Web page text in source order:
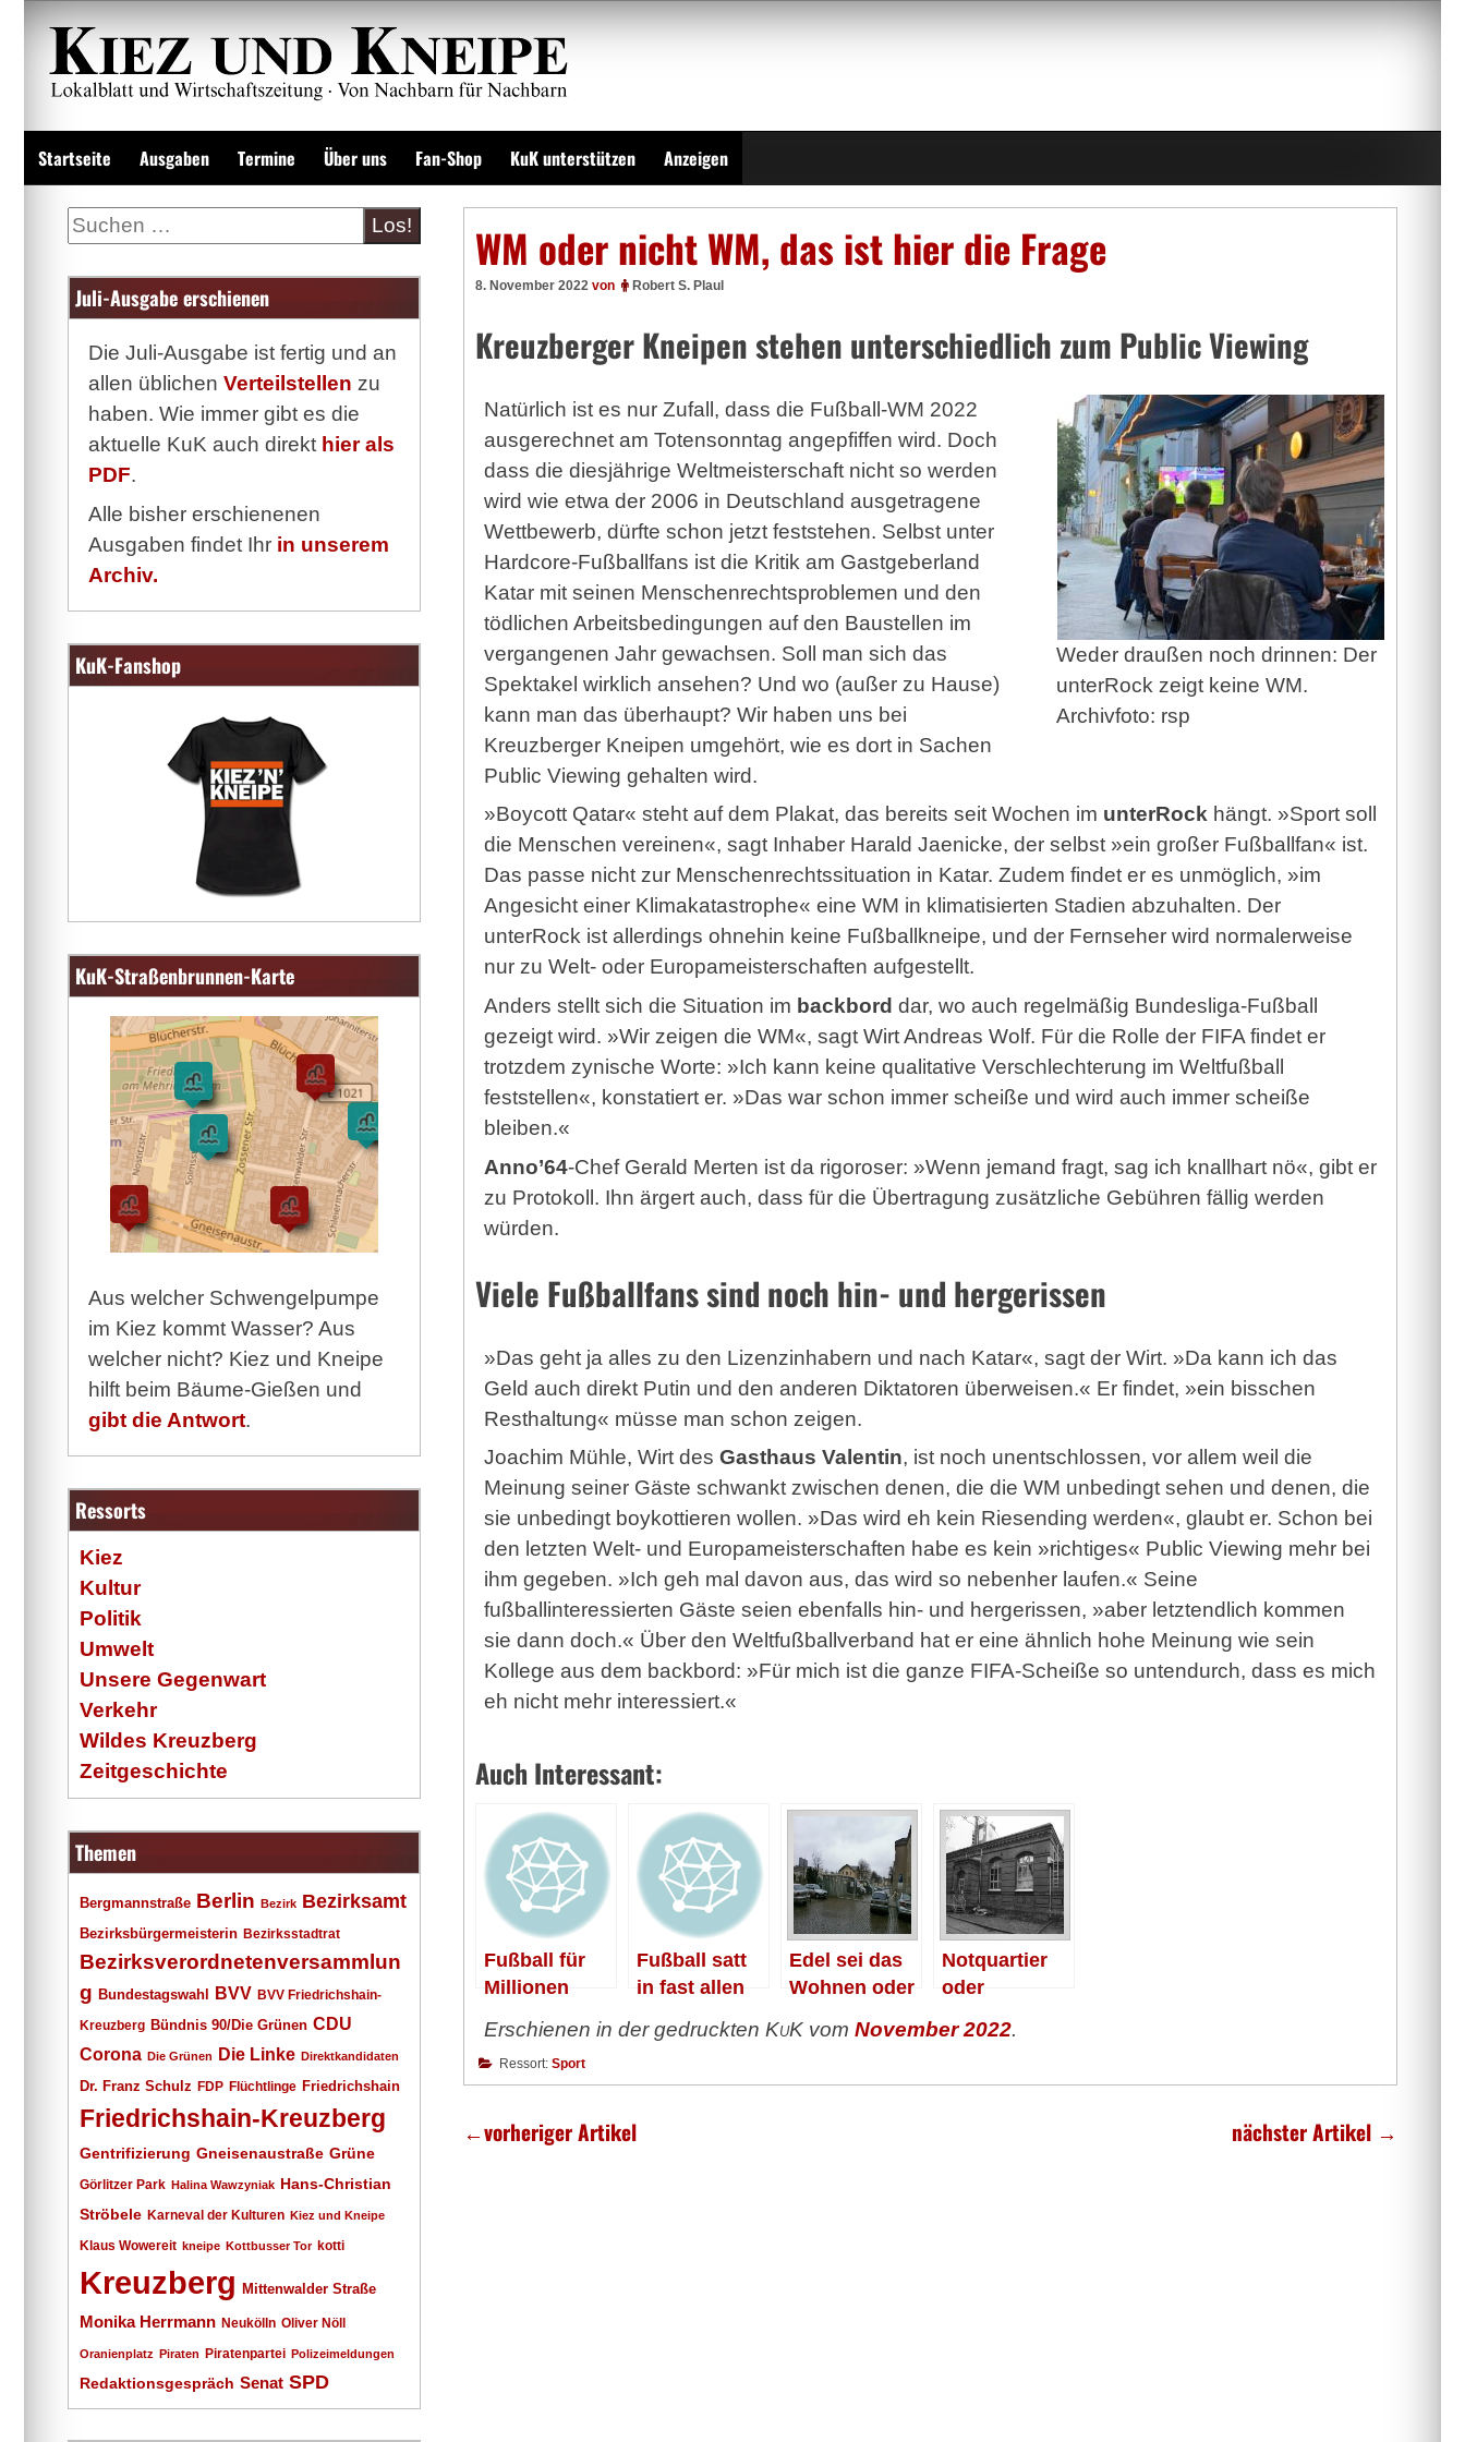
Zum
Inhalt
springen
Startseite Ausgaben Termine Über uns Fan-Shop KuK unterstützen Anzeigen
WM oder nicht WM, das ist hier die Frage
8. November 2022 von Robert S. Plaul
Kreuzberger Kneipen stehen unterschiedlich zum Public Viewing
Weder draußen noch drinnen: Der
unterRock zeigt keine WM.
Archivfoto: rsp
Natürlich ist es nur Zufall, dass die Fußball-WM 2022
ausgerechnet am Totensonntag angepfiffen wird. Doch
dass die diesjährige Weltmeis­terschaft nicht so werden
wird wie etwa der 2006 in Deutschland ausgetragene
Wettbewerb, dürfte schon jetzt feststehen. Selbst unter
Hardcore-Fußballfans ist die Kritik am Gastgeberland
Katar mit seinen Menschenrechtsproblemen und den
tödlichen Arbeitsbedingungen auf den Baustellen im
vergangenen Jahr gewachsen. Soll man sich das
Spektakel wirklich ansehen? Und wo (außer zu Hause)
kann man das überhaupt? Wir haben uns bei
Kreuzberger Kneipen umgehört, wie es dort in Sachen
Public Viewing gehalten wird.
»Boycott Qatar« steht auf dem Plakat, das bereits seit Wochen im unterRockhängt. »Sport soll
die Menschen vereinen«, sagt Inhaber Harald Jae­nicke, der selbst »ein großer Fußballfan« ist.
Das passe nicht zur Menschenrechtssituation in Katar. Zudem findet er es unmöglich, »im
Angesicht einer Klimakatastrophe« eine WM in klimatisierten Stadien abzuhalten. Der
unterRock ist allerdings ohnehin keine Fußballkneipe, und der Fernseher wird normalerweise
nur zu Welt- oder Europameisterschaften aufgestellt.
Anders stellt sich die Situation im backbord dar, wo auch regelmäßig Bundesliga-Fußball
gezeigt wird. »Wir zeigen die WM«, sagt Wirt Andreas Wolf. Für die Rolle der FIFA findet er
trotzdem zynische Worte: »Ich kann keine qualitative Verschlechterung im Weltfußball
feststellen«, konstatiert er. »Das war schon immer scheiße und wird auch immer scheiße
bleiben.«
Anno’64-Chef Gerald Merten ist da rigoroser: »Wenn jemand fragt, sag ich knallhart nö«, gibt er
zu Protokoll. Ihn ärgert auch, dass für die Übertragung zusätzliche Gebühren fällig werden
würden.
Viele Fußballfans sind noch hin- und hergerissen
»Das geht ja alles zu den Lizenzinhabern und nach Katar«, sagt der Wirt. »Da kann ich das
Geld auch direkt Putin und den anderen Diktatoren überweisen.« Er findet, »ein bisschen
Resthaltung« müsse man schon zeigen.
Joachim Mühle, Wirt des Gasthaus Valentin, ist noch unentschlossen, vor allem weil die
Meinung seiner Gäste schwankt zwischen denen, die die WM unbedingt sehen und denen, die
sie unbedingt boykottieren wollen. »Das wird eh kein Riesending werden«, glaubt er. Schon bei
den letzten Welt- und Europameisterschaften habe es kein »richtiges« Public Viewing mehr bei
ihm gegeben. »Ich geh mal davon aus, das wird so nebenher laufen.« Seine
fußballinteressierten Gäs­te seien ebenfalls hin- und hergerissen, »aber letztendlich kommen
sie dann doch.« Über den Weltfußballverband hat er eine ähnlich hohe Meinung wie sein
Kollege aus dem backbord: »Für mich ist die ganze FIFA-Scheiße so untendurch, dass es mich
eh nicht mehr interessiert.«
Auch Interessant:
Fußball für
Millionen
Fußball satt
in fast allen
Edel sei das
Wohnen oder
und gut
Notquartier
oder
ngen?
Erschienen in der gedruckten KuKvom November 2022.
Ressort: Sport
←vorheriger Artikel nächster Artikel →
Suche
Juli-Ausgabe erschienen
Die Juli-Ausgabe ist fertig und an
allen üblichen Verteilstellen zu
haben. Wie immer gibt es die
aktuelle KuK auch direkt hier als
PDF.
Alle bisher erschienenen
Ausgaben findet Ihr in unserem
Archiv.
KuK-Fanshop
KuK-Straßenbrunnen-Karte
Aus welcher Schwengelpumpe
im Kiez kommt Wasser? Aus
welcher nicht? Kiez und Kneipe
hilft beim Bäume-Gießen und
gibt die Antwort.
Ressorts
Kiez
Kultur
Politik
Umwelt
Unsere Gegenwart
Verkehr
Wildes Kreuzberg
Zeitgeschichte
Themen
Bergmannstraße Berlin Bezirk Bezirksamt
Bezirksbürgermeisterin Bezirksstadtrat
Bezirksverordnetenversammlun
g Bundestagswahl BVV BVV Friedrichshain-
Kreuzberg Bündnis 90/Die Grünen CDU
Corona Die Grünen Die Linke Direktkandidaten
Dr. Franz Schulz FDP Flüchtlinge Friedrichshain
Friedrichshain-Kreuzberg
Gentrifizierung Gneisenaustraße Grüne
Görlitzer Park Halina Wawzyniak Hans-Christian
Ströbele Karneval der Kulturen Kiez und Kneipe
Klaus Wowereit kneipe Kottbusser Tor kotti
Kreuzberg Mittenwalder Straße
Monika Herrmann Neukölln Oliver Nöll
Oranienplatz Piraten Piratenpartei Polizeimeldungen
Redaktionsgespräch Senat SPD